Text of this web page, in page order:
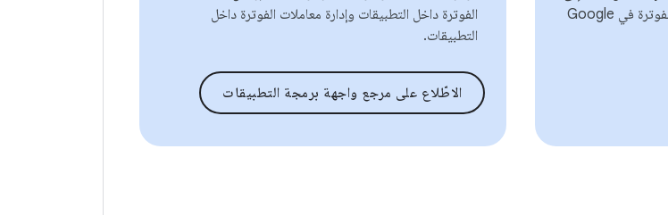
تطبيقك وربط تطبيقك والخلفية بنظام الفوترة في Google
الفوترة داخل التطبيقات وإدارة معاملات الفوترة داخل
التطبيقات.
الاطّلاع على مرجع واجهة برمجة التطبيقات